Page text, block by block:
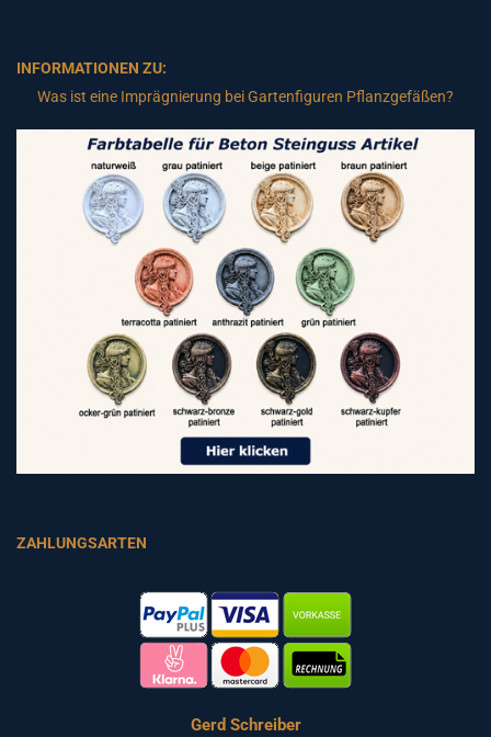
INFORMATIONEN ZU:
Was ist eine Imprägnierung bei Gartenfiguren Pflanzgefäßen?
ZAHLUNGSARTEN
Gerd Schreiber